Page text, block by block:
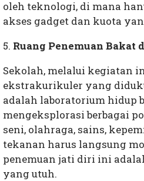
oleh teknologi, di mana
akses gadget dan kuota
5. Ruang Penemuan Bakat
Sekolah, melalui kegiatan
ekstrakurikuler yang
adalah laboratorium hidup
mengeksplorasi berbagai
seni, olahraga, sains,
tekanan harus langsung
penemuan jati diri ini
yang utuh.